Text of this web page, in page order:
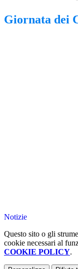
Giornata dei
Notizie
Questo sito o gli
cookie necessari al
COOKIE POLICY.